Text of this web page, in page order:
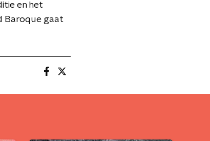
en het
Baroque gaat